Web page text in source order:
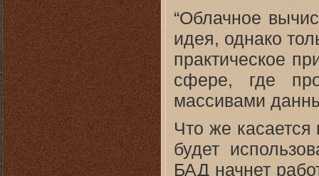
“Облачное
идея, однако
практическое
сфере, где
массивами
Что же
будет
БАД начнет